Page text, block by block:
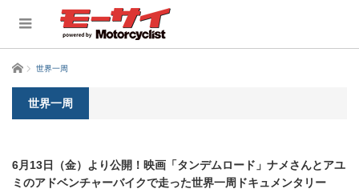
ホーム 世界一周
世界一周
6月13日（金）より公開！映画「タンデムロード」ナメさんとアユ
ミのアドベンチャーバイクで走った世界一周ドキュメンタリー